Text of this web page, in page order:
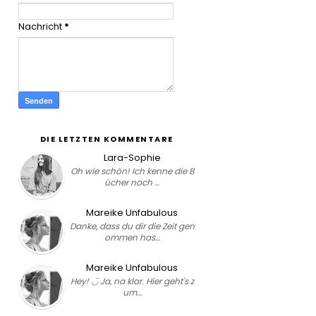
Nachricht *
DIE LETZTEN KOMMENTARE
Lara-Sophie
Oh wie schön! Ich kenne die B
ücher noch …
Mareike Unfabulous
Danke, dass du dir die Zeit gen
ommen has…
Mareike Unfabulous
Hey! ◡̈ Ja, na klar. Hier geht's z
um…